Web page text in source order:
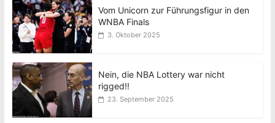
Vom Unicorn zur Führungsfigur in den
WNBA Finals
3. Oktober 2025
Nein, die NBA Lottery war nicht
rigged!!
23. September 2025